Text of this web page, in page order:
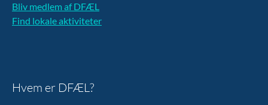
Bliv medlem af DFÆL
Find lokale aktiviteter
Hvem er DFÆL?